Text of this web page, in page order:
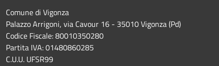
Comune di Vigonza
Palazzo Arrigoni, via Cavour 16 - 35010 Vigonza (Pd)
Codice Fiscale: 80010350280
Partita IVA: 01480860285
C.U.U. UFSR99